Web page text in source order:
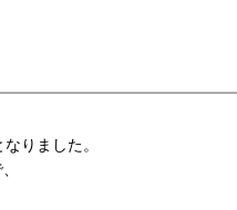
りました。